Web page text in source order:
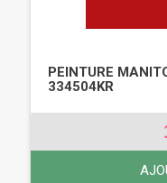
PEINTURE
334504KR